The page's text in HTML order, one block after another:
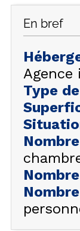
En bref
Agence
Type